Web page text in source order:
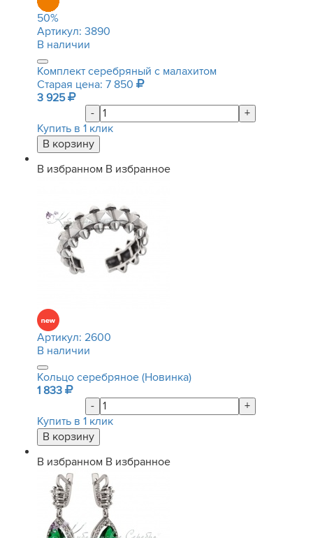
50%
Артикул: 3890
В наличии
Комплект серебряный с малахитом
Старая цена: 7 850
3 925
-
+
Купить в 1 клик
В избранном В избранное
Артикул: 2600
В наличии
Кольцо серебряное (Новинка)
1 833
-
+
Купить в 1 клик
В избранном В избранное